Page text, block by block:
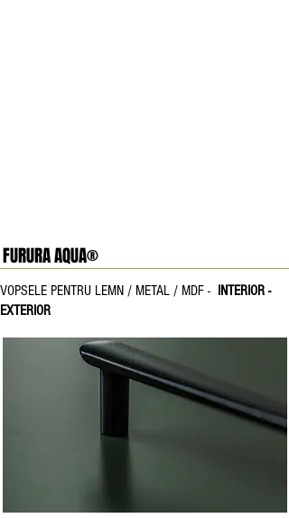
FURURA AQUA®
VOPSELE PENTRU LEMN / METAL / MDF - INTERIOR -
EXTERIOR